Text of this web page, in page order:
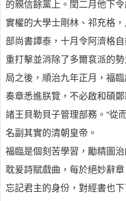
的親信餘黨上。閏二月他下
實權的大學士剛林、祁充格
部尚書譚泰，十月令阿濟格
重打擊並消除了多爾袞派的
局之後，順治九年正月，福
奏章悉進朕覽，不必啟和碩
諸王貝勒貝子管理部務。”從
名副其實的清朝皇帝。
福臨是個刻苦學習，勵精圖
耽爰詩賦戲曲，每於絕妙辭
忘記君主的身份，對經書也